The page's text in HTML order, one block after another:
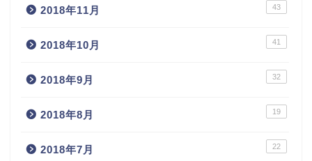
2018年11月 43
2018年10月 41
2018年9月 32
2018年8月 19
2018年7月 22